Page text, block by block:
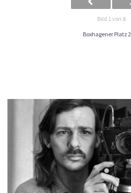
Bild 1 von 8
Boxhagener Platz